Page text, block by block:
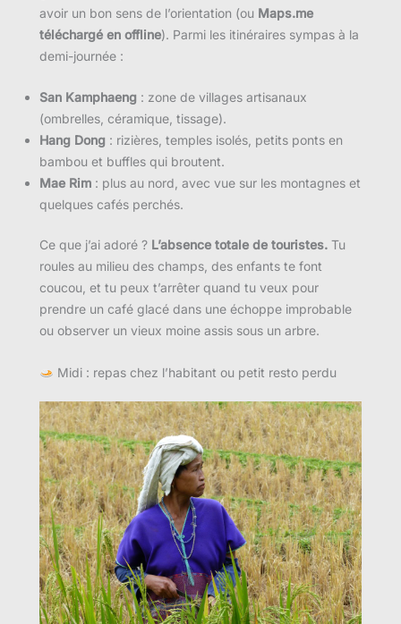
avoir un bon sens de l’orientation (ou Maps.me
téléchargé en offline). Parmi les itinéraires sympas à la
demi-journée :
San Kamphaeng : zone de villages artisanaux
(ombrelles, céramique, tissage).
Hang Dong : rizières, temples isolés, petits ponts en
bambou et buffles qui broutent.
Mae Rim : plus au nord, avec vue sur les montagnes et
quelques cafés perchés.
Ce que j’ai adoré ? L’absence totale de touristes. Tu
roules au milieu des champs, des enfants te font
coucou, et tu peux t’arrêter quand tu veux pour
prendre un café glacé dans une échoppe improbable
ou observer un vieux moine assis sous un arbre.
Midi : repas chez l’habitant ou petit resto perdu